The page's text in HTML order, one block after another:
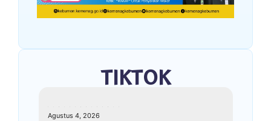
TIKTOK
Agustus 4, 2026